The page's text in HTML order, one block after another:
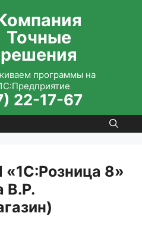
Точные
решения
программы на
22-17-67
8»
В.Р.